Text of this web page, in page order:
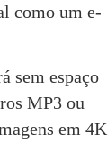
como um e-
sem espaço
MP3 ou
em 4K